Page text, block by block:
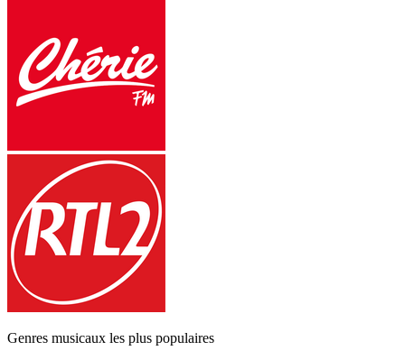
Genres musicaux les plus populaires